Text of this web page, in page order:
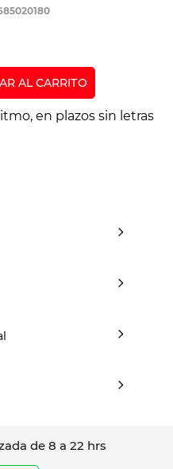
de 8 a 22 hrs